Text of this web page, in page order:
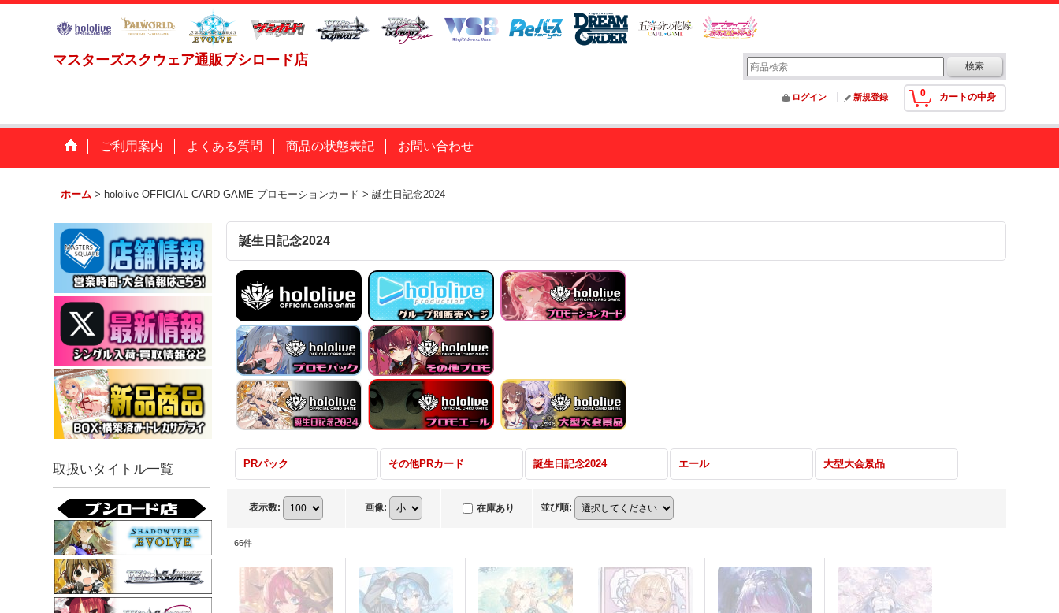
マスターズスクウェア通販ブシロード店
0 カートの中身
ログイン 新規登録
ご利用案内 よくある質問 商品の状態表記 お問い合わせ
ホーム > hololive OFFICIAL CARD GAME プロモーションカード > 誕生日記念2024
取扱いタイトル一覧
誕生日記念2024
PRパック その他PRカード 誕生日記念2024 エール 大型大会景品
表示数: 画像: 在庫あり 並び順:
66件